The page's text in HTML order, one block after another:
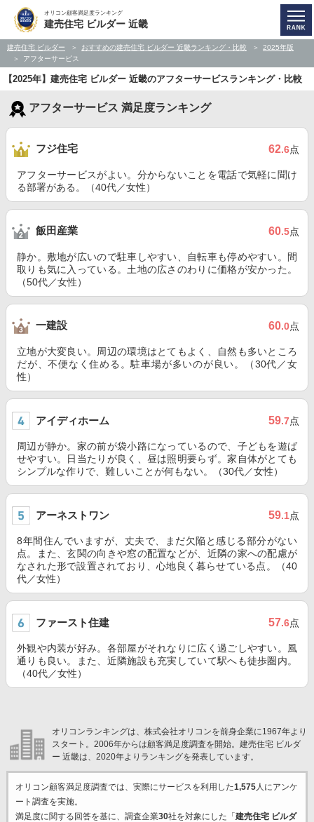
オリコン顧客満足度ランキング
建売住宅 ビルダー 近畿
建売住宅 ビルダー おすすめの建売住宅 ビルダー 近畿ランキング・比較
2025年版
アフターサービス
【2025年】建売住宅 ビルダー 近畿のアフターサービスランキング・比較
アフターサービス 満足度ランキング
フジ住宅 62.6点
アフターサービスがよい。分からないことを電話で気軽に聞け
る部署がある。（40代／女性）
飯田産業 60.5点
静か。敷地が広いので駐車しやすい、自転車も停めやすい。間
取りも気に入っている。土地の広さのわりに価格が安かった。
（50代／女性）
一建設 60.0点
立地が大変良い。周辺の環境はとてもよく、自然も多いところ
だが、不便なく住める。駐車場が多いのが良い。（30代／女
性）
アイディホーム 59.7点
周辺が静か。家の前が袋小路になっているので、子どもを遊ば
せやすい。日当たりが良く、昼は照明要らず。家自体がとても
シンプルな作りで、難しいことが何もない。（30代／女性）
アーネストワン 59.1点
8年間住んでいますが、丈夫で、まだ欠陥と感じる部分がない
点。また、玄関の向きや窓の配置などが、近隣の家への配慮が
なされた形で設置されており、心地良く暮らせている点。（40
代／女性）
ファースト住建 57.6点
外観や内装が好み。各部屋がそれなりに広く過ごしやすい。風
通りも良い。また、近隣施設も充実していて駅へも徒歩圏内。
（40代／女性）
オリコンランキングは、株式会社オリコンを前身企業に1967年より
スタート。2006年からは顧客満足度調査を開始。建売住宅 ビルダ
ー 近畿は、2020年よりランキングを発表しています。
オリコン顧客満足度調査では、実際にサービスを利用した1,575人にアンケ
ート調査を実施。
満足度に関する回答を基に、調査企業30社を対象にした「 建売住宅 ビルダ